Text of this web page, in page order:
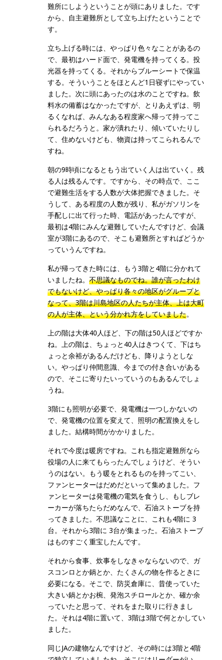
難所にしようということが頭にありました。です
から、自主避難所として立ち上げたということで
す。
立ち上げる時には、やっぱり色々なことがあるの
で、最初はハード面で、発電機を持ってくる。投
光器を持ってくる。それからブルーシートで保温
する。そういうことをほとんど1日寝ずにやってい
ました。次に頭にあったのは水のことですね。飲
料水の備蓄はなかったですが、とりあえずは、明
るくなれば、みんなある程度家へ帰って持ってこ
られるだろうと。家が潰れたり、傾いていたりし
て、住めないけども、物資は持ってこられるんで
すね。
朝の9時頃になるともう出ていく人は出ていく。残
る人は残るんです。ですから、その時点で、ここ
で避難生活をする人数が大体把握できました。そ
うして、ある程度の人数が残り、私がガソリンを
手配しに出て行った時、電話があったんですが、
最初は4階にみんな避難していたんですけど、会議
室が3階にあるので、そこも避難所とすればどうか
っていうんですね。
私が帰ってきた時には、もう3階と4階に分かれて
いましたね。不思議なものでね。誰が言ったわけ
でもないけど、やっぱり各々の地区がグループと
なって、3階は川島地区の人たちが主体、上は大町
の人が主体、という分かれ方をしていました。
上の階は大体40人ほど、下の階は50人ほどですか
ね。上の階は、ちょっと40人はきつくて、下はち
ょっと余裕があるんだけども、降りようとしな
い。やっぱり仲間意識、今までの付き合いがある
ので、そこに寄りたいっていうのもあるんでしょ
うね。
3階にも照明が必要で、発電機は一つしかないの
で、発電機の位置を変えて、照明の配置換えをし
ました。結構時間がかかりました。
それで今度は暖房ですね。これも指定避難所なら
役場の人に来てもらったんでしょうけど、そうい
うのはない。もう暖をとれるものを持ってこい、
ファンヒーターはだめだといって集めました。フ
ァンヒーターは発電機の電気を食うし、もしブレ
ーカーが落ちたらだめなんで、石油ストーブを持
ってきました。不思議なことに、これも4階に 3
台。それから3階に 3台が集まった。石油ストーブ
はものすごく重宝したんです。
それから食事、炊事をしなきゃならないので、ガ
スコンロとか鍋とか、たくさんの物を作るときに
必要になる。そこで、防災倉庫に、昔使っていた
大きい鍋とかお椀、発泡スチロールとか、確か余
っていたと思って、それをまた取りに行きまし
た。それは4階に置いて、3階は3階で何とかしてい
ました。
同じJAの建物なんですけど、その時には3階と4階